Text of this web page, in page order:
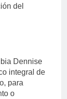
del
Dennise
integral de
para
o